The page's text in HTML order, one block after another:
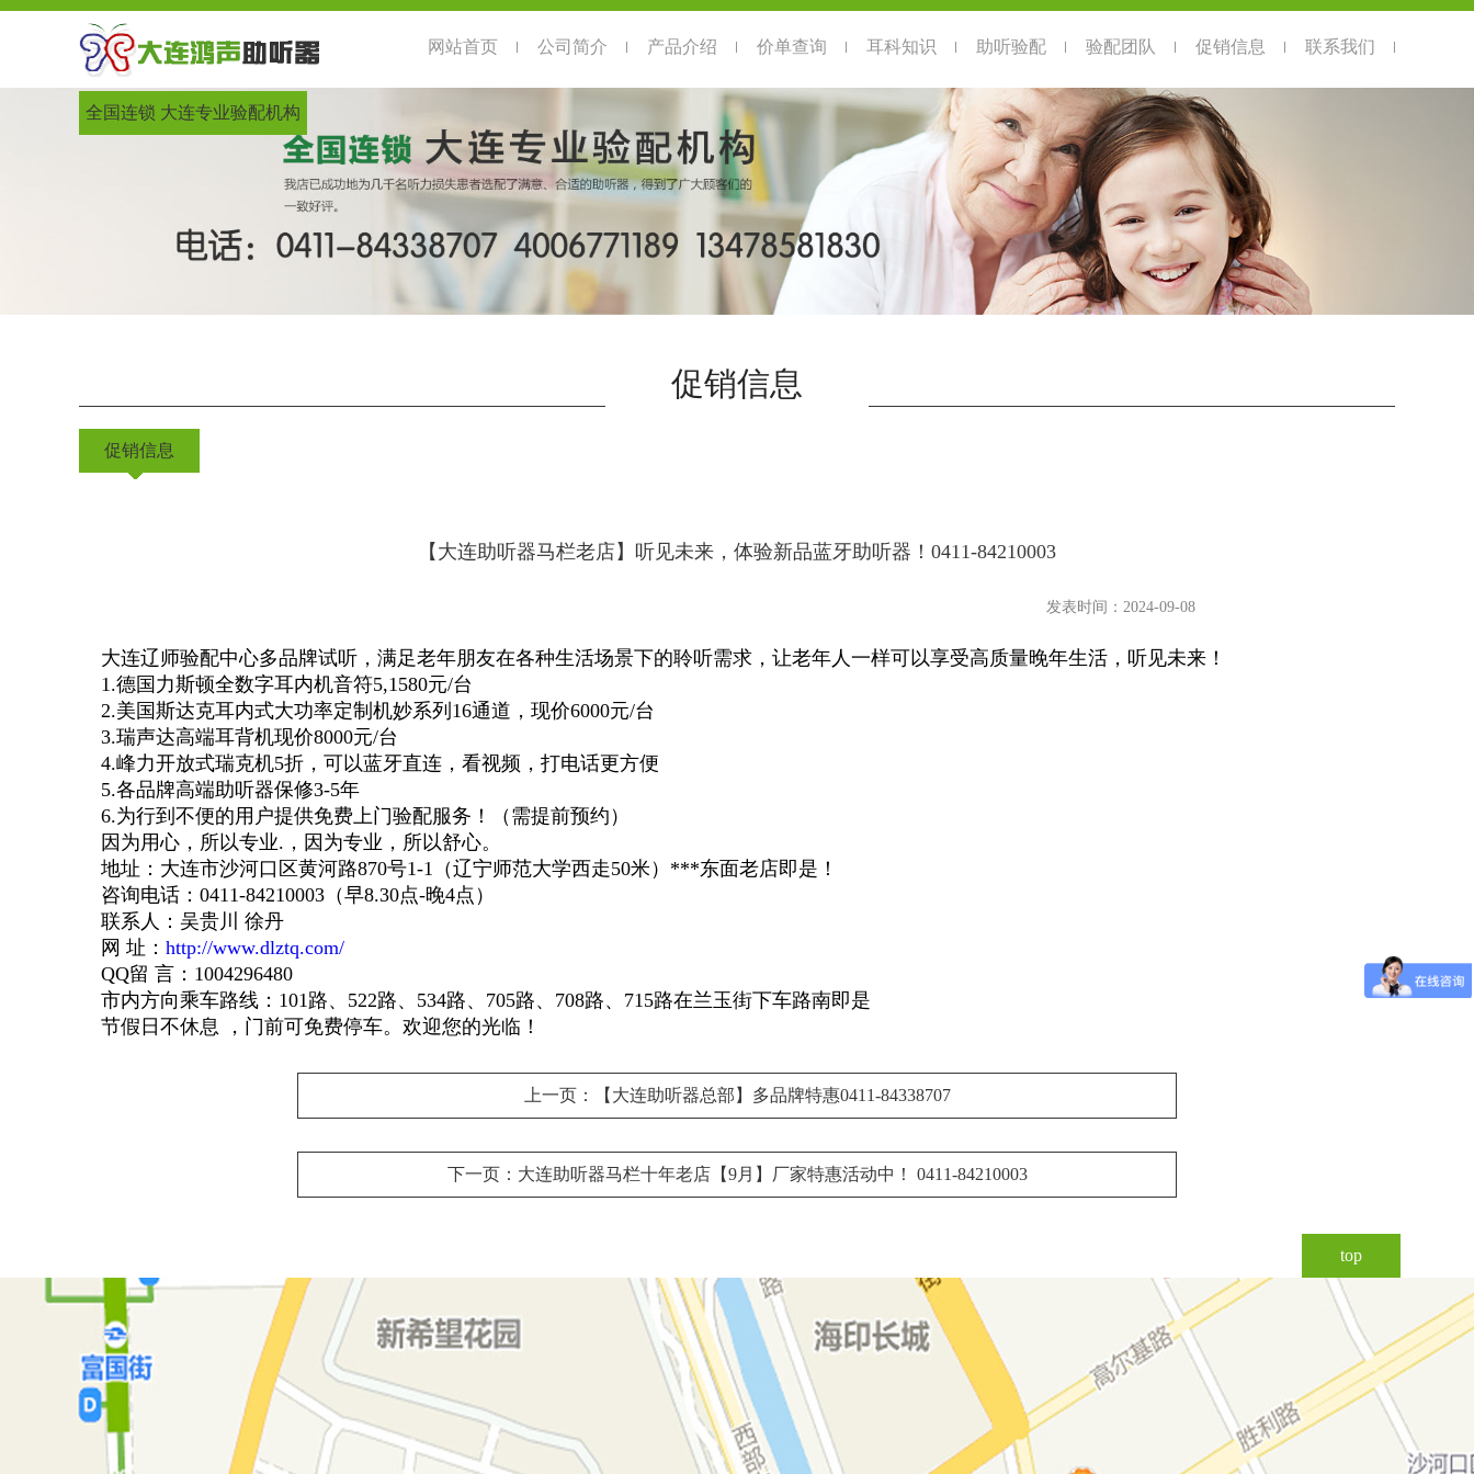
全国连锁 大连专业验配机构
网站首页 公司简介 产品介绍 价单查询 耳科知识 助听验配 验配团队 促销信息 联系我们
促销信息
促销信息
【大连助听器马栏老店】听见未来，体验新品蓝牙助听器！0411-84210003
发表时间：2024-09-08
大连辽师验配中心多品牌试听，满足老年朋友在各种生活场景下的聆听需求，让老年人一样可以享受高质量晚年生活，听见未来！
1.德国力斯顿全数字耳内机音符5,1580元/台
2.美国斯达克耳内式大功率定制机妙系列16通道，现价6000元/台
3.瑞声达高端耳背机现价8000元/台
4.峰力开放式瑞克机5折，可以蓝牙直连，看视频，打电话更方便
5.各品牌高端助听器保修3-5年
6.为行到不便的用户提供免费上门验配服务！（需提前预约）
因为用心，所以专业.，因为专业，所以舒心。
地址：大连市沙河口区黄河路870号1-1（辽宁师范大学西走50米）***东面老店即是！
咨询电话：0411-84210003（早8.30点-晚4点）
联系人：吴贵川 徐丹
网 址： http://www.dlztq.com/
QQ留 言：1004296480
市内方向乘车路线：101路、522路、534路、705路、708路、715路在兰玉街下车路南即是
节假日不休息 ，门前可免费停车。欢迎您的光临！
上一页：【大连助听器总部】多品牌特惠0411-84338707
下一页：大连助听器马栏十年老店【9月】厂家特惠活动中！ 0411-84210003
top